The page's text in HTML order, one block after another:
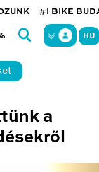
#I BIKE
HU
a